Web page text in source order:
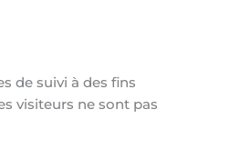
de suivi à des fins
visiteurs ne sont pas